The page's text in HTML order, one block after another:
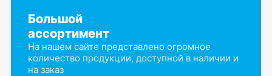
Большой
ассортимент
На нашем сайте представлено огромное
количество продукции, доступной в наличии и
на заказ